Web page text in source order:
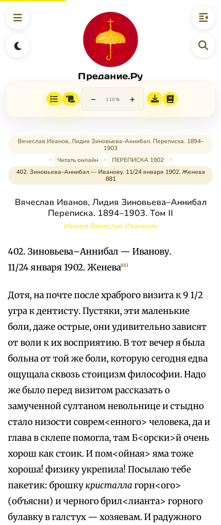
Предание.Ру
− 110% +
Вячеслав Иванов, Лидия Зиновьева-Аннибал. Переписка. 1894–
1903
Читать онлайн
ПЕРЕПИСКА 1902
402. Зиновьева–Аннибал — Иванову. 11/24 января 1902. Женева
881
Вячеслав Иванов, Лидия Зиновьева–Аннибал
Переписка. 1894–1903. Том II
Иванов Вячеслав Иванович
402. Зиновьева–Аннибал — Иванову.
11/24 января 1902. Женева881
Дотя, на почте после храброго визита к 9 1/2
угра к дентисту. Пустяки, эти маленькие
боли, даже острые, они удивительно зависят
от воли к их восприятию. В тот вечер я была
больна от той же боли, которую сегодня едва
ощущала сквозь стоицизм философии. Надо
же было перед визитом рассказать о
замученной султаном невольнице и стыдно
стало низости соврем<енного> человека, да и
глава в склепе помогла, там Б<орски>й очень
хорош как стоик. И пом<ойная> яма тоже
хороша! физику укрепила! Посылаю тебе
пакетик: брошкукристаллагорн<ого>
(объясни) и черного брил<лианта> горного
булавку в галстух — хозяевам. И радужного